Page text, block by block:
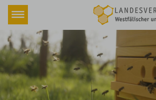
Navigation
überspringen
Home
Verband
Fachbereiche
Termine & Schulungen
Termine & Schulungen (Kopie)